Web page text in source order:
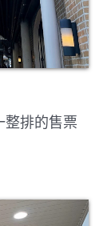
整排的售票